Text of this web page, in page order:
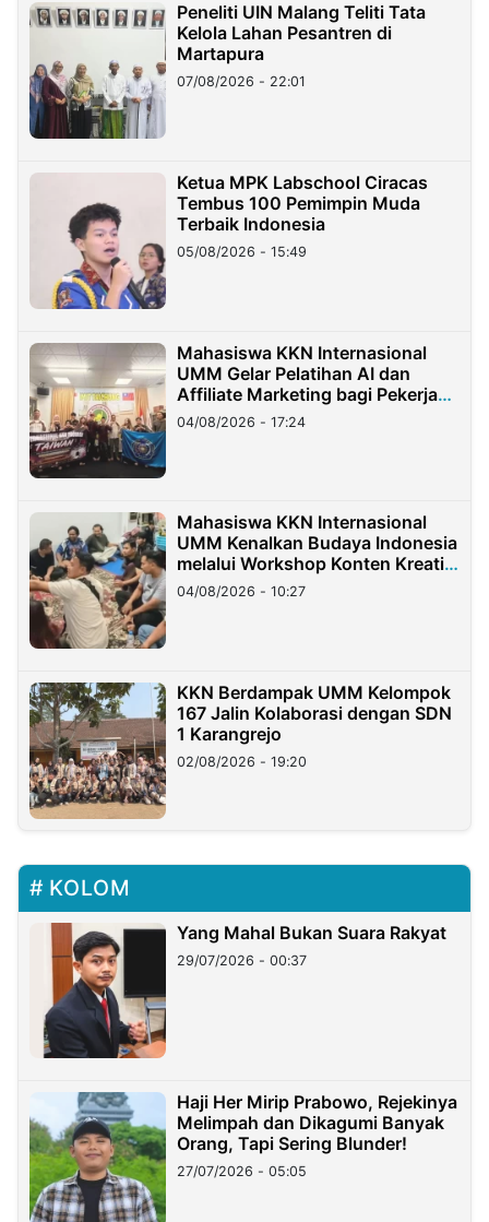
Peneliti UIN Malang Teliti Tata
Kelola Lahan Pesantren di
Martapura
07/08/2026 - 22:01
Ketua MPK Labschool Ciracas
Tembus 100 Pemimpin Muda
Terbaik Indonesia
05/08/2026 - 15:49
Mahasiswa KKN Internasional
UMM Gelar Pelatihan AI dan
Affiliate Marketing bagi Pekerja
Migran Indonesia di Taiwan
04/08/2026 - 17:24
Mahasiswa KKN Internasional
UMM Kenalkan Budaya Indonesia
melalui Workshop Konten Kreatif
di Taiwan
04/08/2026 - 10:27
KKN Berdampak UMM Kelompok
167 Jalin Kolaborasi dengan SDN
1 Karangrejo
02/08/2026 - 19:20
KOLOM
Yang Mahal Bukan Suara Rakyat
29/07/2026 - 00:37
Haji Her Mirip Prabowo, Rejekinya
Melimpah dan Dikagumi Banyak
Orang, Tapi Sering Blunder!
27/07/2026 - 05:05